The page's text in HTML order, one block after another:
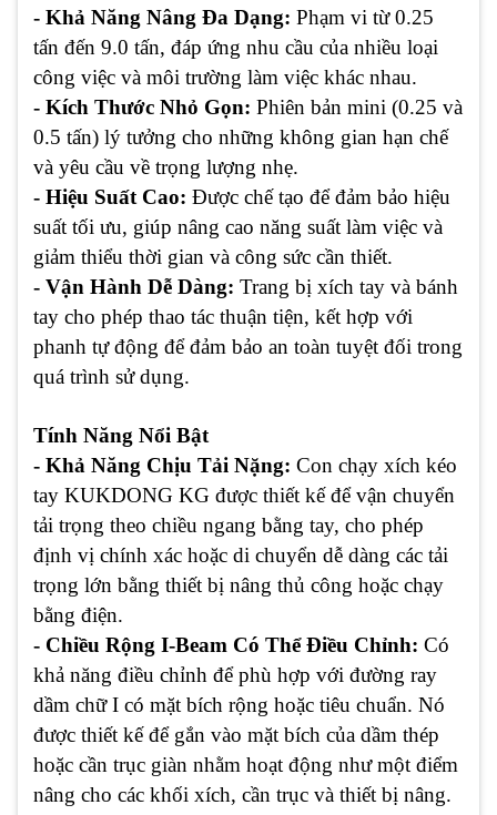
- Khả Năng Nâng Đa Dạng: Phạm vi từ 0.25
tấn đến 9.0 tấn, đáp ứng nhu cầu của nhiều loại
công việc và môi trường làm việc khác nhau.
- Kích Thước Nhỏ Gọn: Phiên bản mini (0.25 và
0.5 tấn) lý tưởng cho những không gian hạn chế
và yêu cầu về trọng lượng nhẹ.
- Hiệu Suất Cao: Được chế tạo để đảm bảo hiệu
suất tối ưu, giúp nâng cao năng suất làm việc và
giảm thiểu thời gian và công sức cần thiết.
- Vận Hành Dễ Dàng: Trang bị xích tay và bánh
tay cho phép thao tác thuận tiện, kết hợp với
phanh tự động để đảm bảo an toàn tuyệt đối trong
quá trình sử dụng.
Tính Năng Nổi Bật
- Khả Năng Chịu Tải Nặng: Con chạy xích kéo
tay KUKDONG KG được thiết kế để vận chuyển
tải trọng theo chiều ngang bằng tay, cho phép
định vị chính xác hoặc di chuyển dễ dàng các tải
trọng lớn bằng thiết bị nâng thủ công hoặc chạy
bằng điện.
- Chiều Rộng I-Beam Có Thể Điều Chỉnh: Có
khả năng điều chỉnh để phù hợp với đường ray
dầm chữ I có mặt bích rộng hoặc tiêu chuẩn. Nó
được thiết kế để gắn vào mặt bích của dầm thép
hoặc cần trục giàn nhằm hoạt động như một điểm
nâng cho các khối xích, cần trục và thiết bị nâng.